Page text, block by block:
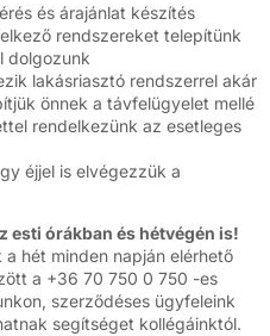
és árajánlat készítés
rendszereket telepítünk
dolgozunk
lakásriasztó rendszerrel akár
önnek a távfelügyelet mellé
rendelkezünk az esetleges
éjjel is elvégezzük a
esti órákban és hétvégén is!
hét minden napján elérhető
a +36 70 750 0 750 -es
szerződéses ügyfeleink
segítséget kollégáinktól.